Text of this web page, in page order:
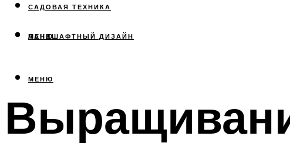
САДОВАЯ ТЕХНИКА
ЛАНДШАФТНЫЙ ДИЗАЙН
МЕНЮ
МЕНЮ